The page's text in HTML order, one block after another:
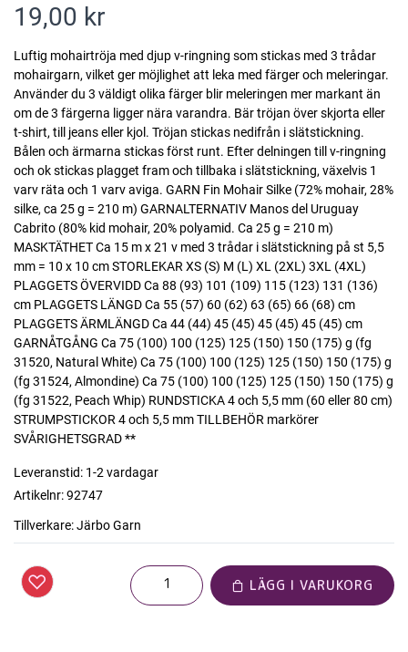
19,00 kr
Luftig mohairtröja med djup v-ringning som stickas med 3 trådar
mohairgarn, vilket ger möjlighet att leka med färger och meleringar.
Använder du 3 väldigt olika färger blir meleringen mer markant än
om de 3 färgerna ligger nära varandra. Bär tröjan över skjorta eller
t-shirt, till jeans eller kjol. Tröjan stickas nedifrån i slätstickning.
Bålen och ärmarna stickas först runt. Efter delningen till v-ringning
och ok stickas plagget fram och tillbaka i slätstickning, växelvis 1
varv räta och 1 varv aviga. GARN Fin Mohair Silke (72% mohair, 28%
silke, ca 25 g = 210 m) GARNALTERNATIV Manos del Uruguay
Cabrito (80% kid mohair, 20% polyamid. Ca 25 g = 210 m)
MASKTÄTHET Ca 15 m x 21 v med 3 trådar i slätstickning på st 5,5
mm = 10 x 10 cm STORLEKAR XS (S) M (L) XL (2XL) 3XL (4XL)
PLAGGETS ÖVERVIDD Ca 88 (93) 101 (109) 115 (123) 131 (136)
cm PLAGGETS LÄNGD Ca 55 (57) 60 (62) 63 (65) 66 (68) cm
PLAGGETS ÄRMLÄNGD Ca 44 (44) 45 (45) 45 (45) 45 (45) cm
GARNÅTGÅNG Ca 75 (100) 100 (125) 125 (150) 150 (175) g (fg
31520, Natural White) Ca 75 (100) 100 (125) 125 (150) 150 (175) g
(fg 31524, Almondine) Ca 75 (100) 100 (125) 125 (150) 150 (175) g
(fg 31522, Peach Whip) RUNDSTICKA 4 och 5,5 mm (60 eller 80 cm)
STRUMPSTICKOR 4 och 5,5 mm TILLBEHÖR markörer
SVÅRIGHETSGRAD **
Leveranstid: 1-2 vardagar
Artikelnr:92747
Tillverkare:Järbo Garn
LÄGG I VARUKORG